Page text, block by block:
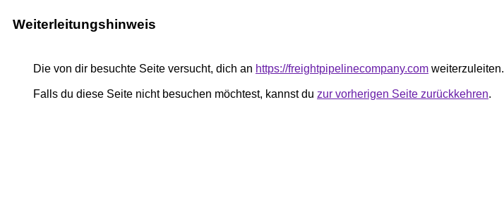
Weiterleitungshinweis
Die von dir besuchte Seite versucht, dich an https://freightpipelinecompany.com weiterzuleiten.
Falls du diese Seite nicht besuchen möchtest, kannst du zur vorherigen Seite zurückkehren.